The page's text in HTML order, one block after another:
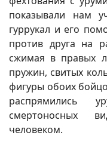
показывали нам
гуррукал и его
против друга на
сжимая в правых
пружин, свитых
фигуры обоих
распрямились
смертоносных
человеком.